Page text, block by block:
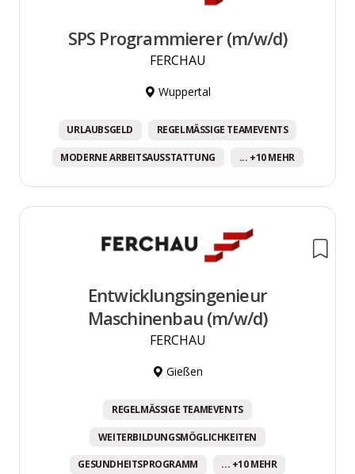
SPS Programmierer (m/w/d)
FERCHAU
Wuppertal
URLAUBSGELD REGELMÄSSIGE TEAMEVENTS
MODERNE ARBEITSAUSSTATTUNG ... +10 MEHR
Entwicklungsingenieur
Maschinenbau (m/w/d)
FERCHAU
Gießen
REGELMÄSSIGE TEAMEVENTS
WEITERBILDUNGSMÖGLICHKEITEN
GESUNDHEITSPROGRAMM ... +10 MEHR